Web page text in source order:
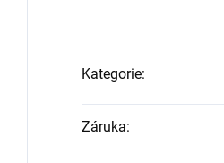
Kategorie:
Záruka: